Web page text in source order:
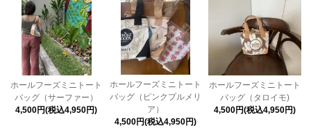
ホールフーズミニトート
バッグ（サーファー）
4,500円(税込4,950円)
ホールフーズミニトート
バッグ（ピンクプルメリ
ア）
4,500円(税込4,950円)
ホールフーズミニトート
バッグ（タロイモ)
4,500円(税込4,950円)